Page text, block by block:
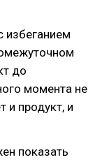
избеганием
до
момента не
и продукт, и
показать